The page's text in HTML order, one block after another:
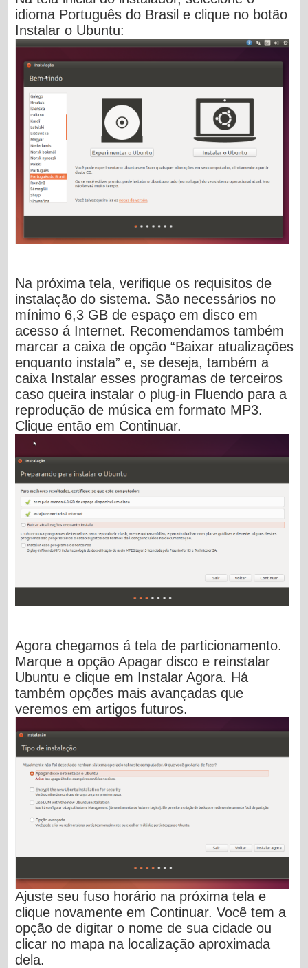
idioma Português do Brasil e clique no botão
Instalar o Ubuntu:
Na próxima tela, verifique os requisitos de
instalação do sistema. São necessários no
mínimo 6,3 GB de espaço em disco em
acesso á Internet. Recomendamos também
marcar a caixa de opção “Baixar atualizações
enquanto instala” e, se deseja, também a
caixa Instalar esses programas de terceiros
caso queira instalar o plug-in Fluendo para a
reprodução de música em formato MP3.
Clique então em Continuar.
Agora chegamos á tela de particionamento.
Marque a opçãoApagar disco e reinstalar
Ubuntu e clique em Instalar Agora. Há
também opções mais avançadas que
veremos em artigos futuros.
Ajuste seu fuso horário na próxima tela e
clique novamente em Continuar. Você tem a
opção de digitar o nome de sua cidade ou
clicar no mapa na localização aproximada
dela.